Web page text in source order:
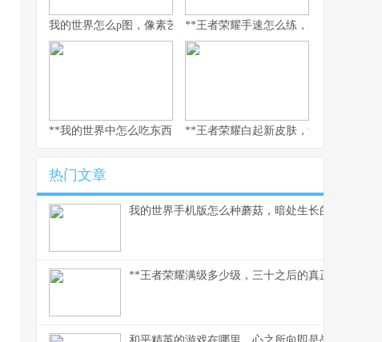
我的世界怎么p图，像素艺术与创意的交响**王者荣耀手速怎么练，从入门到精
**我的世界中怎么吃东西，生存与美味的核心法则，副标题，像素
**王者荣耀白起新皮肤，深渊咆哮的
热门文章
我的世界手机版怎么种蘑菇，暗处生长的美味与财
**王者荣耀满级多少级，三十之后的真正征途**